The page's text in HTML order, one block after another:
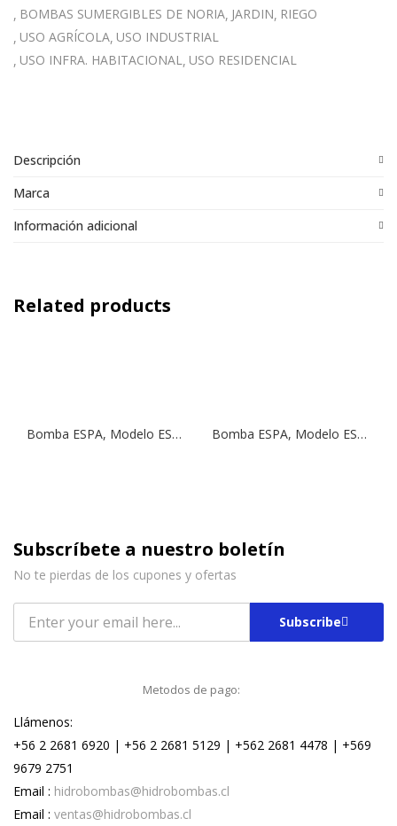
BOMBAS SUMERGIBLES DE NORIA JARDIN RIEGO
USO AGRÍCOLA USO INDUSTRIAL
USO INFRA. HABITACIONAL USO RESIDENCIAL
Descripción
Marca
Información adicional
Related products
Bomba ESPA, Modelo ES4 04-16 | 2,0 HP | Sumergible Bomba ESPA, Modelo ES4 01-19 | 0,75 HP | Sumergible
Subscríbete a nuestro boletín
No te pierdas de los cupones y ofertas
Subscribe
Metodos de pago:
Llámenos:
+56 2 2681 6920 | +56 2 2681 5129 | +562 2681 4478 | +569
9679 2751
Email : hidrobombas@hidrobombas.cl
Email : ventas@hidrobombas.cl